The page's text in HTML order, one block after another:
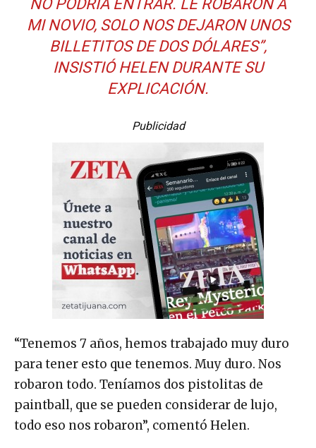
NO PODRÍA ENTRAR. LE ROBARON A
MI NOVIO, SOLO NOS DEJARON UNOS
BILLETITOS DE DOS DÓLARES”,
INSISTIÓ HELEN DURANTE SU
EXPLICACIÓN.
Publicidad
“Tenemos 7 años, hemos trabajado muy duro
para tener esto que tenemos. Muy duro. Nos
robaron todo. Teníamos dos pistolitas de
paintball, que se pueden considerar de lujo,
todo eso nos robaron”, comentó Helen.